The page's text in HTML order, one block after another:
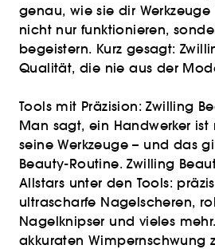
genau, wie sie dir
nicht nur funktionieren,
begeistern. Kurz gesagt:
Qualität, die nie aus der
Tools mit Präzision: Zwilling
Man sagt, ein Handwerker ist
seine Werkzeuge – und das
Beauty-Routine. Zwilling
Allstars unter den Tools:
ultrascharfe Nagelscheren,
Nagelknipser und vieles
akkuraten Wimpernschwung